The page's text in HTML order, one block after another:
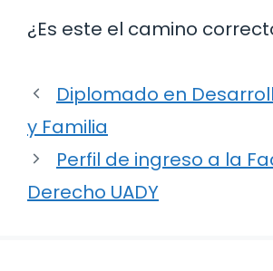
¿Es este el camino
Diplomado en
y Familia
Perfil de ingreso a la
Derecho UADY